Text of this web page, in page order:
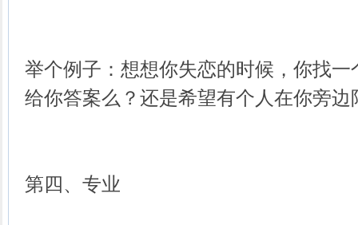
举个例子：想想你失恋的时候，你找
给你答案么？还是希望有个人在你旁边
第四、专业